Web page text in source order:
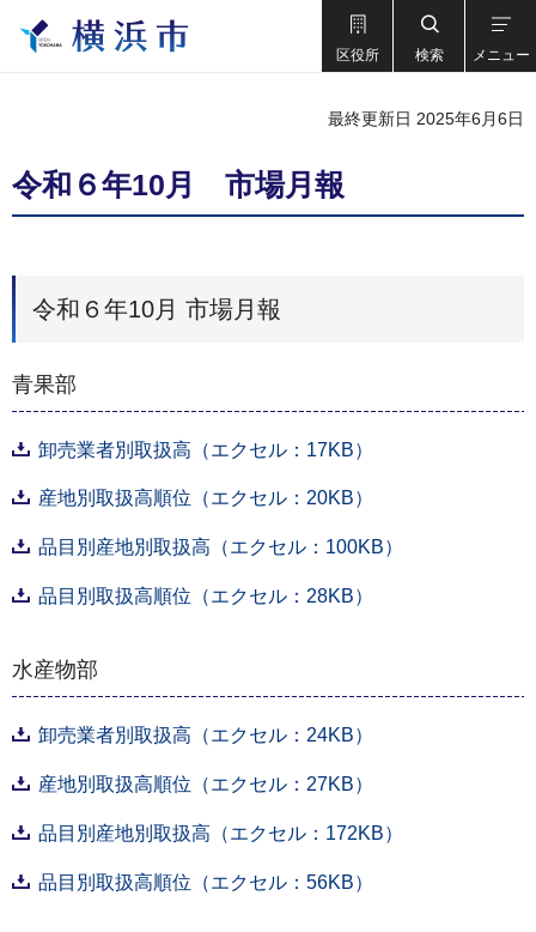
区役所 検索 メニュー
最終更新日 2025年6月6日
令和６年10月 市場月報
令和６年10月 市場月報
青果部
卸売業者別取扱高（エクセル：17KB）
産地別取扱高順位（エクセル：20KB）
品目別産地別取扱高（エクセル：100KB）
品目別取扱高順位（エクセル：28KB）
水産物部
卸売業者別取扱高（エクセル：24KB）
産地別取扱高順位（エクセル：27KB）
品目別産地別取扱高（エクセル：172KB）
品目別取扱高順位（エクセル：56KB）